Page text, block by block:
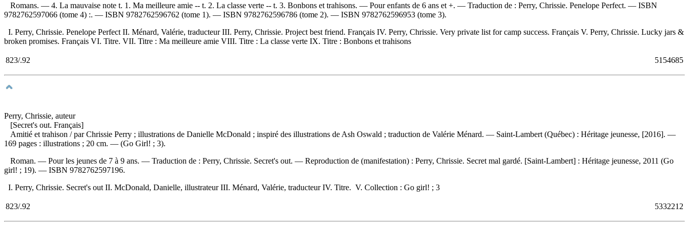
Romans. — 4. La mauvaise note t. 1. Ma meilleure amie -- t. 2. La classe verte -- t. 3. Bonbons et trahisons. — Pour enfants de 6 ans et +. — Traduction de : Perry, Chrissie. Penelope Perfect. — ISBN
9782762597066 (tome 4) :. — ISBN 9782762596762 (tome 1). — ISBN 9782762596786 (tome 2). — ISBN 9782762596953 (tome 3).
I. Perry, Chrissie. Penelope Perfect II. Ménard, Valérie, traducteur III. Perry, Chrissie. Project best friend. Français IV. Perry, Chrissie. Very private list for camp success. Français V. Perry, Chrissie. Lucky jars &
broken promises. Français VI. Titre. VII. Titre : Ma meilleure amie VIII. Titre : La classe verte IX. Titre : Bonbons et trahisons
823/.92 5154685
Perry, Chrissie, auteur
[Secret's out. Français]
Amitié et trahison / par Chrissie Perry ; illustrations de Danielle McDonald ; inspiré des illustrations de Ash Oswald ; traduction de Valérie Ménard. — Saint-Lambert (Québec) : Héritage jeunesse, [2016]. —
169 pages : illustrations ; 20 cm. — (Go Girl! ; 3).
Roman. — Pour les jeunes de 7 à 9 ans. — Traduction de : Perry, Chrissie. Secret's out. — Reproduction de (manifestation) : Perry, Chrissie. Secret mal gardé. [Saint-Lambert] : Héritage jeunesse, 2011 (Go
girl! ; 19). — ISBN 9782762597196.
I. Perry, Chrissie. Secret's out II. McDonald, Danielle, illustrateur III. Ménard, Valérie, traducteur IV. Titre. V. Collection : Go girl! ; 3
823/.92 5332212